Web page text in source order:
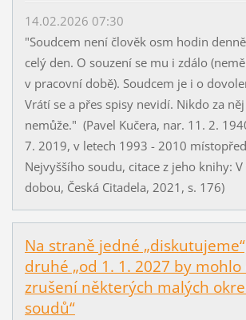
14.02.2026 07:30
"Soudcem není člověk osm hodin
celý den. O souzení se mu i zdálo
v pracovní době). Soudcem je i o
Vrátí se a přes spisy nevidí. Nikdo za
nemůže." (Pavel Kučera, nar. 11. 2.
7. 2019, v letech 1993 - 2010
Nejvyššího soudu, citace z jeho knihy:
dobou, Česká Citadela, 2021, s. 176)
Na straně jedné
druhé „od 1. 1. 2027 by
zrušení některých malých
soudů“